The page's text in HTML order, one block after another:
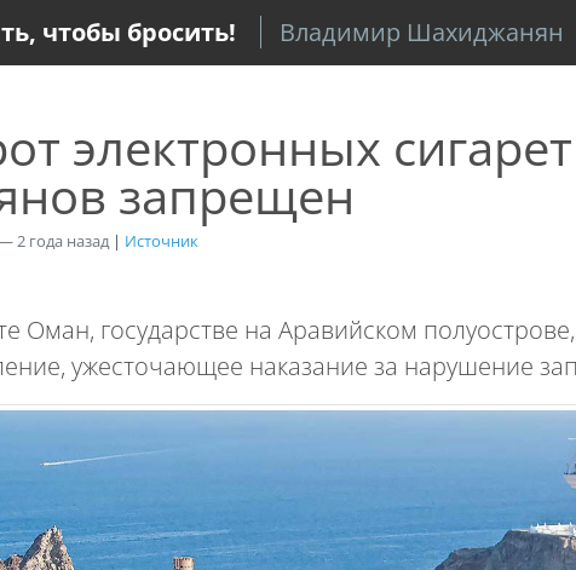
чтобы бросить! Владимир Шахиджанян
электронных
запрещен
2 года назад | Источник
Оман, государстве на Аравийском
ужесточающее наказание за нарушение